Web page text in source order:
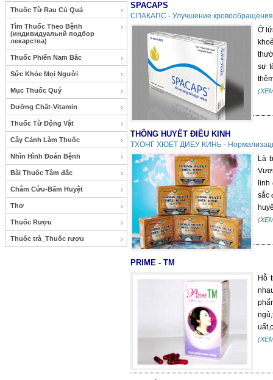
Thuốc Từ Rau Củ Quả
Tìm Thuốc Theo Bệnh
(индивидуальнй подбор
лекарства)
Thuốc Phiến Nam Bắc
Sức Khỏe Mọi Người
Mục Thuốc Quý
Dưỡng Chất-Vitamin
Thuốc Từ Động Vật
Cây Cảnh Làm Thuốc
Nhìn Hình Đoán Bệnh
Bài Thuốc Tâm đắc
Châm Cứu-Bấm Huyệt
Thơ
Thuốc Rượu
Thuốc trà_Thuốc rượu
SPACAPS
СПАКАПС - Улучшение кровообращения,
Ở
sự
THÔNG HUYẾT ĐIỀU KINH
ТХОНГ ХЮЕТ ДИЕУ КИНЬ -
Là
sắc
PRIME - TM
Hỗ